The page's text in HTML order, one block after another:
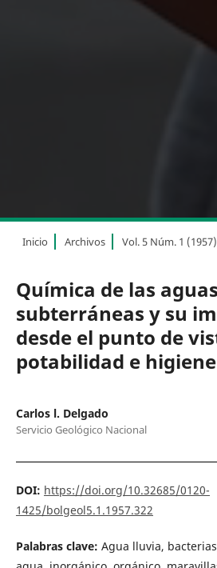
Inicio Archivos Vol. 5 Núm. 1 (1957)
Química de las aguas
subterráneas y su
desde el punto de
potabilidad e higiene
Carlos l. Delgado
Servicio Geológico Nacional
DOI: https://doi.org/10.32685/0120-
1425/bolgeol5.1.1957.322
Palabras clave: Agua lluvia,